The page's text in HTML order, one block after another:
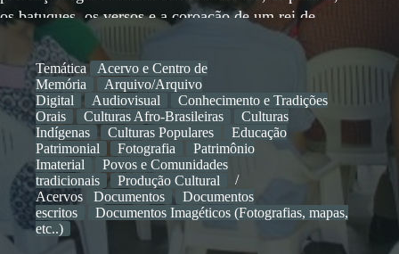
Temática
Acervo e Centro de
Memória
Arquivo/Arquivo
Digital
Audiovisual
Conhecimento e Tradições
Orais
Culturas Afro-Brasileiras
Culturas
Indígenas
Culturas Populares
Educação
Patrimonial
Fotografia
Patrimônio
Imaterial
Povos e Comunidades
tradicionais
Produção Cultural
Acervos
Documentos
Documentos
escritos
Documentos Imagéticos (Fotografias, mapas,
etc..)